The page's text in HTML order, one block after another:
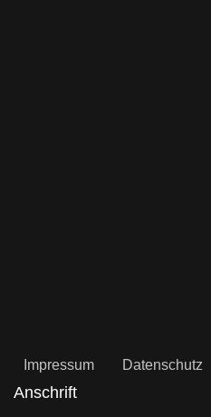
Impressum Datenschutz
Anschrift